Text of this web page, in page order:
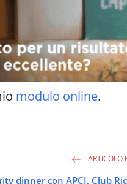
modulo online.
ARTICOLO
dinner con APCI, Club